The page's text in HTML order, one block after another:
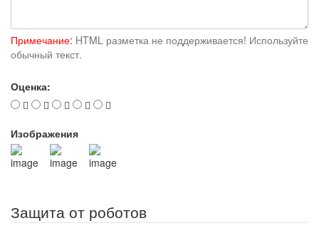
Примечание: HTML разметка не поддерживается! Используйте
обычный текст.
Оценка:
Изображения
Защита от роботов